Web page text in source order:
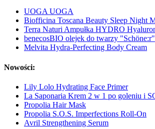
UOGA UOGA
Biofficina Toscana Beauty Sleep Night
Terra Naturi Ampułka HYDRO
benecosBIO olejek do twarzy "Schöne:r"
Melvita Hydra-Perfecting Body Cream
Nowości:
Lily Lolo Hydrating Face Primer
La Saponaria Krem 2 w 1 po goleniu i
Propolia Hair Mask
Propolia S.O.S. Imperfections Roll-On
Avril Strengthening Serum